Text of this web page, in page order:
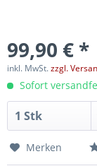
99,90 € *
inkl. MwSt.zzgl.
Sofort
Merken